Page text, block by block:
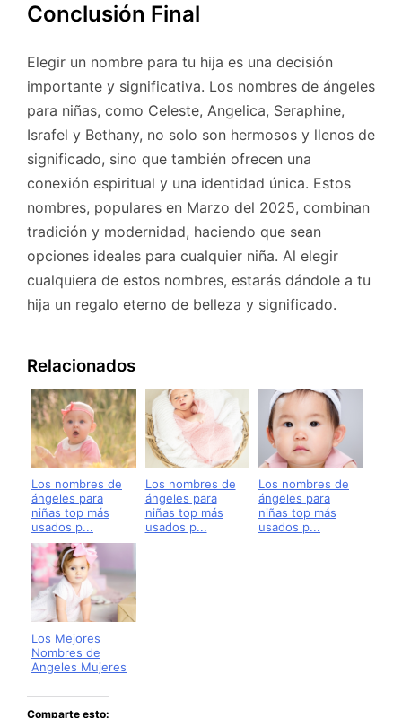
Conclusión Final
Elegir un nombre para tu hija es una decisión
importante y significativa. Los nombres de ángeles
para niñas, como Celeste, Angelica, Seraphine,
Israfel y Bethany, no solo son hermosos y llenos de
significado, sino que también ofrecen una
conexión espiritual y una identidad única. Estos
nombres, populares en Marzo del 2025, combinan
tradición y modernidad, haciendo que sean
opciones ideales para cualquier niña. Al elegir
cualquiera de estos nombres, estarás dándole a tu
hija un regalo eterno de belleza y significado.
Relacionados
Los nombres de
ángeles para
niñas top más
usados p...
Los nombres de
ángeles para
niñas top más
usados p...
Los nombres de
ángeles para
niñas top más
usados p...
Los Mejores
Nombres de
Angeles Mujeres
Comparte esto: